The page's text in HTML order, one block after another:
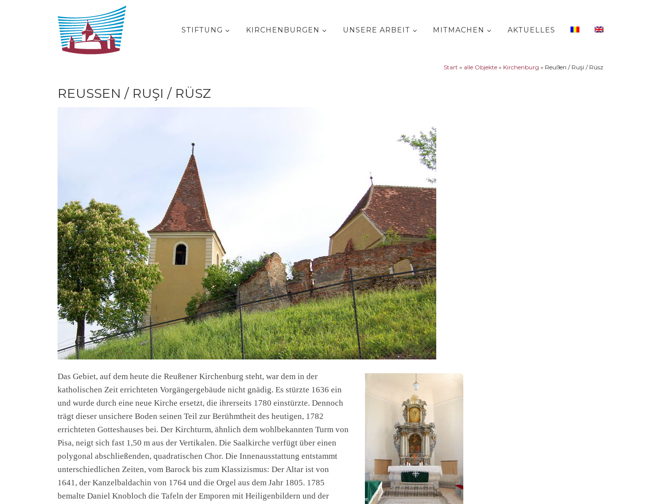
Zum Inhalt springen
STIFTUNG KIRCHENBURGEN UNSERE ARBEIT MITMACHEN AKTUELLES
Start » alle Objekte » Kirchenburg » Reußen / Ruşi / Rüsz
REUSSEN / RUŞI / RÜSZ
Das Gebiet, auf dem heute die Reußener Kirchenburg steht, war dem in der
katholischen Zeit errichteten Vorgängergebäude nicht gnädig. Es stürzte 1636 ein
und wurde durch eine neue Kirche ersetzt, die ihrerseits 1780 einstürzte. Dennoch
trägt dieser unsichere Boden seinen Teil zur Berühmtheit des heutigen, 1782
errichteten Gotteshauses bei. Der Kirchturm, ähnlich dem wohlbekannten Turm von
Pisa, neigt sich fast 1,50 m aus der Vertikalen. Die Saalkirche verfügt über einen
polygonal abschließenden, quadratischen Chor. Die Innenausstattung entstammt
unterschiedlichen Zeiten, vom Barock bis zum Klassizismus: Der Altar ist von
1641, der Kanzelbaldachin von 1764 und die Orgel aus dem Jahr 1805. 1785
bemalte Daniel Knobloch die Tafeln der Emporen mit Heiligenbildern und der